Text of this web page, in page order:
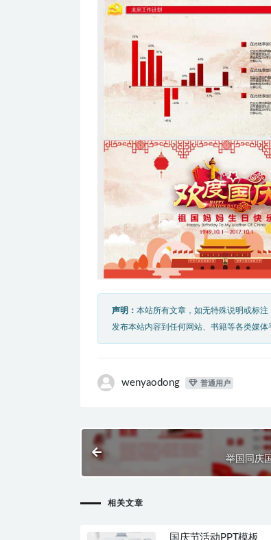
声明： 本站所有文章，如无特殊说明或标
发布本站内容到任何网站、书籍等各类媒
wenyaodong 普通用户
举国同庆
相关文章
国庆节活动PPT模板